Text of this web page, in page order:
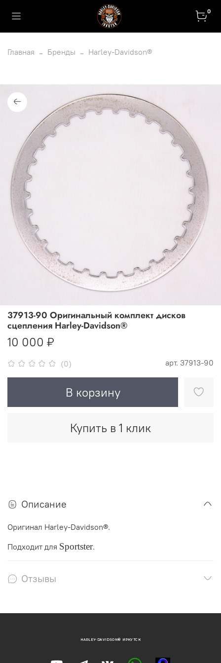
0
Главная Бренды Harley-Davidson®
(0) арт. 37913-90
37913-90 Оригинальный комплект дисков
сцепления Harley-Davidson®
10 000 ₽
В корзину
Купить в 1 клик
Описание
Оригинал Harley-Davidson®.
Подходит для Sportster.
Отзывы
HARLEY-DAVIDSON® ИРКУТСК